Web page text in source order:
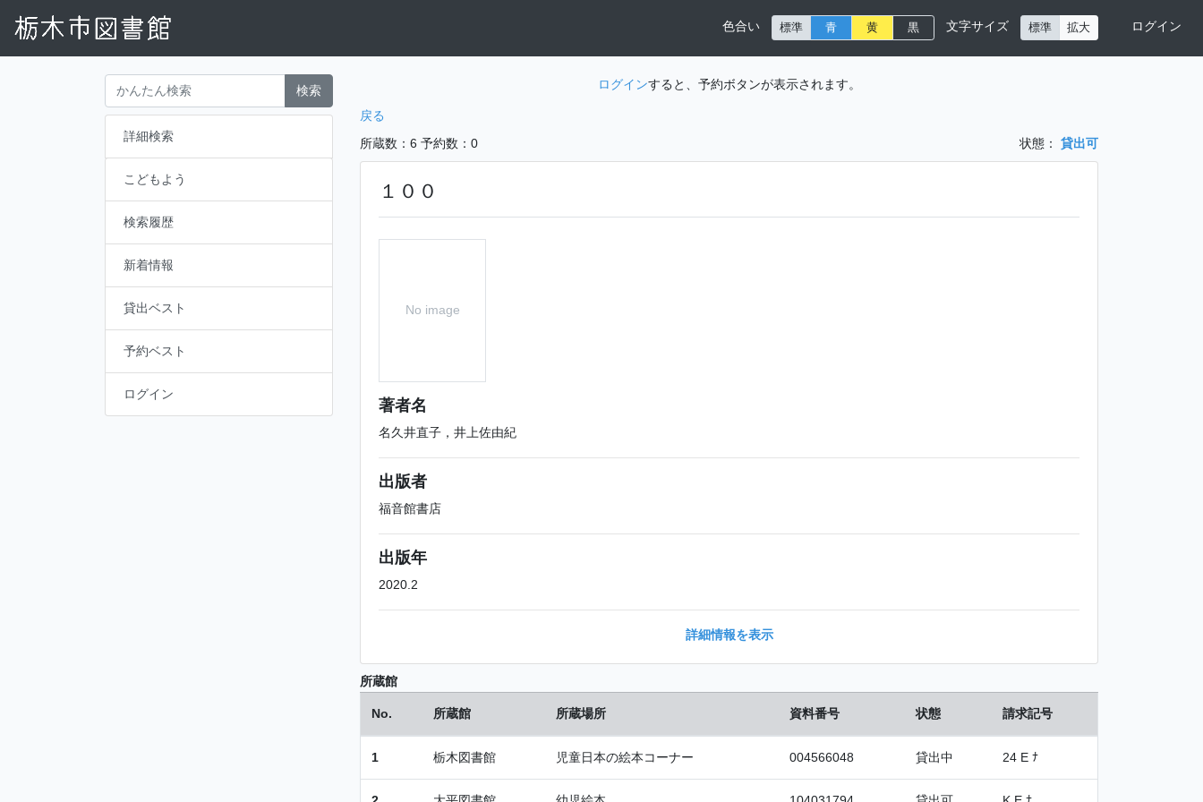
色合い 標準 青 黄 黒 文字サイズ 標準 拡大 ログイン
検索
詳細検索
こどもよう
検索履歴
新着情報
貸出ベスト
予約ベスト
ログイン
ログインすると、予約ボタンが表示されます。
戻る
所蔵数：6 予約数：0 状態： 貸出可
１００
No image
著者名
名久井直子，井上佐由紀
出版者
福音館書店
出版年
2020.2
詳細情報を表示
所蔵館
No. 所蔵館 所蔵場所 資料番号 状態 請求記号
1 栃木図書館 児童日本の絵本コーナー 004566048 貸出中 24 E ﾅ